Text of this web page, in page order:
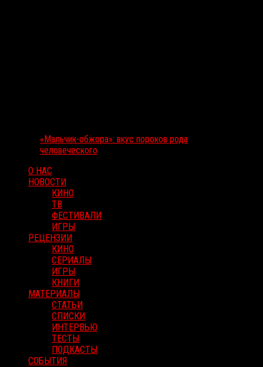
«Мальчик-обжора»: вкус пороков рода
человеческого
О НАС
НОВОСТИ
КИНО
ТВ
ФЕСТИВАЛИ
ИГРЫ
РЕЦЕНЗИИ
КИНО
СЕРИАЛЫ
ИГРЫ
КНИГИ
МАТЕРИАЛЫ
СТАТЬИ
СПИСКИ
ИНТЕРВЬЮ
ТЕСТЫ
ПОДКАСТЫ
СОБЫТИЯ